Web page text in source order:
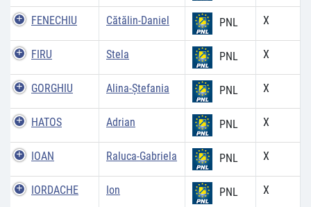
FENECHIU Cătălin-Daniel PNL X
FIRU Stela PNL X
GORGHIU Alina-Ştefania PNL X
HATOS Adrian PNL X
IOAN Raluca-Gabriela PNL X
IORDACHE Ion PNL X